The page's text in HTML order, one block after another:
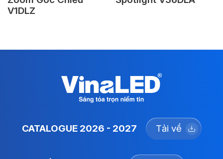
V1DLZ
CATALOGUE 2026 - 2027 Tải về